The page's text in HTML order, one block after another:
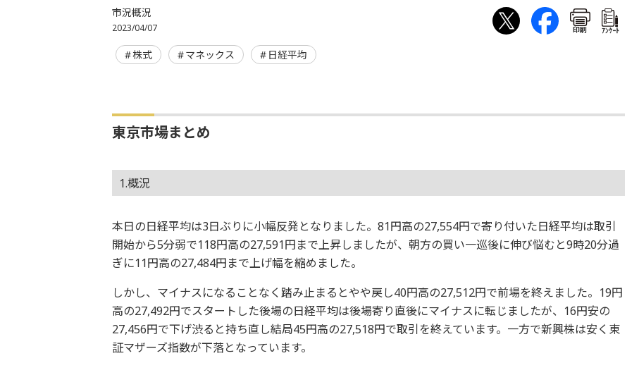
市況概況
2023/04/07 印刷 ｱﾝｹｰﾄ
株式 マネックス 日経平均
東京市場まとめ
1.概況
本日の日経平均は3日ぶりに小幅反発となりました。81円高の27,554円で寄り付いた日経平均は取引
開始から5分弱で118円高の27,591円まで上昇しましたが、朝方の買い一巡後に伸び悩むと9時20分過
ぎに11円高の27,484円まで上げ幅を縮めました。
しかし、マイナスになることなく踏み止まるとやや戻し40円高の27,512円で前場を終えました。19円
高の27,492円でスタートした後場の日経平均は後場寄り直後にマイナスに転じましたが、16円安の
27,456円で下げ渋ると持ち直し結局45円高の27,518円で取引を終えています。一方で新興株は安く東
証マザーズ指数が下落となっています。